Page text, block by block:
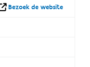
Bezoek de website